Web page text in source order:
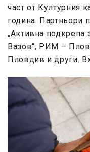
част от Културния
година. Партньори
„Активна подкрепа
Вазов“, РИМ –
Пловдив и други.